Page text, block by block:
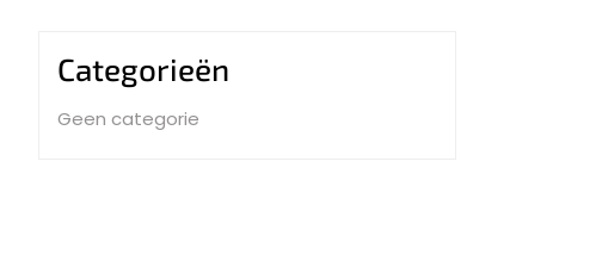
Categorieën
Geen categorie